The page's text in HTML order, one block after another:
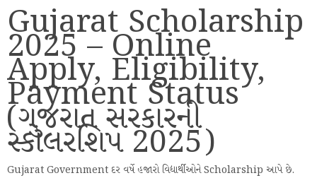
Gujarat Scholarship
2025 – Online
Apply, Eligibility,
Payment Status
(ગુજરાત સરકારની
સ્કોલરશિપ 2025)
Gujarat Government દર વર્ષે હજારો વિદ્યાર્થીઓને Scholarship આપે છે.